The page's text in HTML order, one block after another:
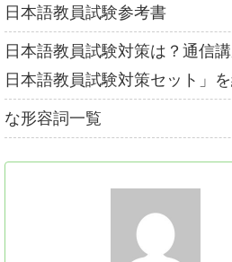
日本語教員試験参考書
日本語教員試験対策は？通信
日本語教員試験対策セット」
な形容詞一覧